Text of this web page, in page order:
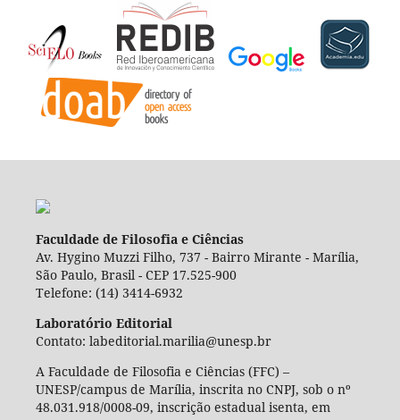
Faculdade de Filosofia e Ciências
Av. Hygino Muzzi Filho, 737 - Bairro Mirante - Marília,
São Paulo, Brasil - CEP 17.525-900
Telefone: (14) 3414-6932
Laboratório Editorial
Contato: labeditorial.marilia@unesp.br
A Faculdade de Filosofia e Ciências (FFC) –
UNESP/campus de Marília, inscrita no CNPJ, sob o nº
48.031.918/0008-09, inscrição estadual isenta, em